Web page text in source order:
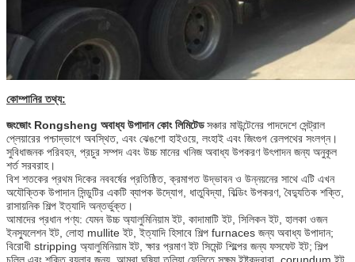
কোম্পানির তথ্য:
জংজোং Rongsheng অবাধ্য উপাদান কোং লিমিটেডসঞ্চার মাউন্টেনের পাদদেশে সেন্ট্রাল
প্লেয়ারের পশ্চাদ্ভাগে অবস্থিত, এবং ঝেঙশো হাইওয়ে, লংহাই এবং জিংগুগ রেলপথের সংলগ্ন।
সুবিধাজনক পরিবহন, প্রচুর সম্পদ এবং উচ্চ মানের খনিজ অবাধ্য উপকরণ উৎপাদন জন্য অনুকূল
শর্ত সরবরাহ।
বিশ শতকের প্রথম দিকের নববর্ষের প্রতিষ্ঠিত, ক্রমাগত উদ্ভাবন ও উন্নয়নের সাথে এটি এখন
অযৌক্তিক উপাদান সিন্ডুটির একটি ব্যাপক উদ্যোগ, ধাতুবিদ্যা, বিল্ডিং উপকরণ, বৈদ্যুতিক শক্তি,
রাসায়নিক শিল্প ইত্যাদি অন্তর্ভুক্ত।
আমাদের প্রধান পণ্য: যেমন উচ্চ অ্যালুমিনিয়াম ইট, কাদামাটি ইট, সিলিকন ইট, হালকা ওজন
ইনস্যুলেশন ইট, লোহা mullite ইট, ইত্যাদি হিসাবে শিল্প furnaces জন্য অবাধ্য উপাদান;
বিরোধী stripping অ্যালুমিনিয়াম ইট, ক্ষার প্রমাণ ইট সিমেন্ট শিল্পের জন্য ফসফেট ইট; শিল্প